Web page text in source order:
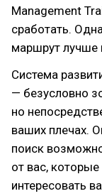
Management
сработать.
маршрут лучше
Система
— безусловно
но
ваших плечах.
поиск
от вас,
интересовать